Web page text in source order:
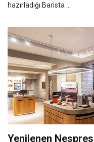
hazırladığı Barista ...
Yenilenen